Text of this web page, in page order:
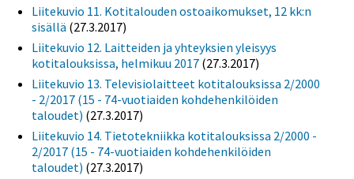
Liitekuvio 11. Kotitalouden ostoaikomukset, 12 kk:n
sisällä (27.3.2017)
Liitekuvio 12. Laitteiden ja yhteyksien yleisyys
kotitalouksissa, helmikuu 2017 (27.3.2017)
Liitekuvio 13. Televisiolaitteet kotitalouksissa 2/2000
- 2/2017 (15 - 74-vuotiaiden kohdehenkilöiden
taloudet) (27.3.2017)
Liitekuvio 14. Tietotekniikka kotitalouksissa 2/2000 -
2/2017 (15 - 74-vuotiaiden kohdehenkilöiden
taloudet) (27.3.2017)